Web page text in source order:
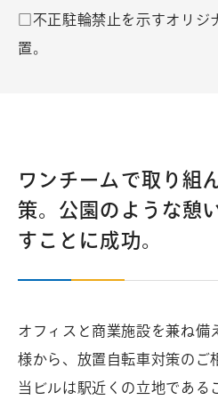
□不正駐輪禁止を示すオリジ
置。
ワンチームで取り組
策。公園のような憩
すことに成功。
オフィスと商業施設を兼ね備
様から、放置自転車対策のご
当ビルは駅近くの立地である